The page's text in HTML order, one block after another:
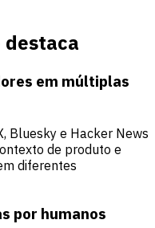
destaca
em múltiplas
Bluesky e Hacker News
de produto e
diferentes
por humanos